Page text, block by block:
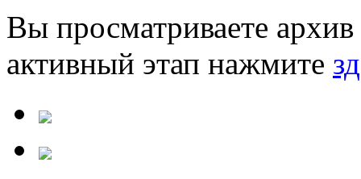
Вы просматриваете
активный этап нажмите